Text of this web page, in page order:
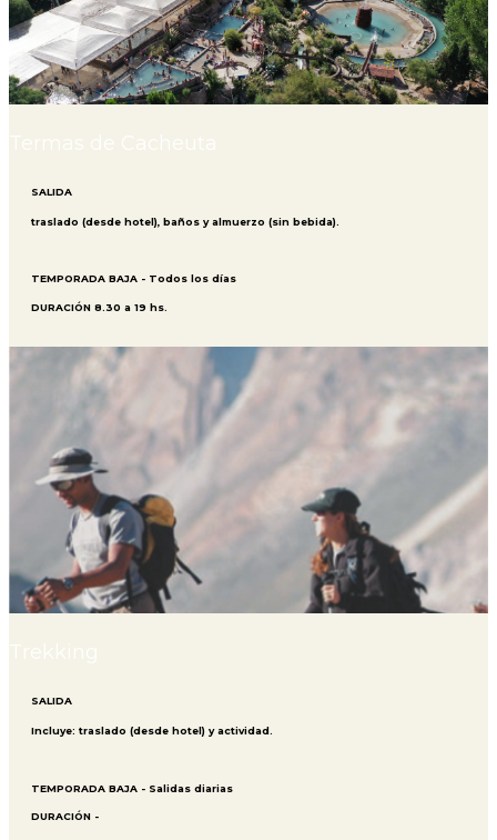
Termas de Cacheuta
SALIDA
traslado (desde hotel), baños y almuerzo (sin bebida).
TEMPORADA BAJA - Todos los días
DURACIÓN 8.30 a 19 hs.
Trekking
SALIDA
Incluye: traslado (desde hotel) y actividad.
TEMPORADA BAJA - Salidas diarias
DURACIÓN -